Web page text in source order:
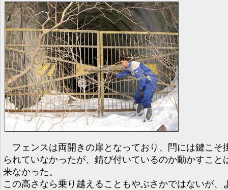
フェンスは両開きの扉となっており、閂には鍵こそ
られていなかったが、錆び付いているのか動かすこと
来なかった。
この高さなら乗り越えることもやぶさかではないが、